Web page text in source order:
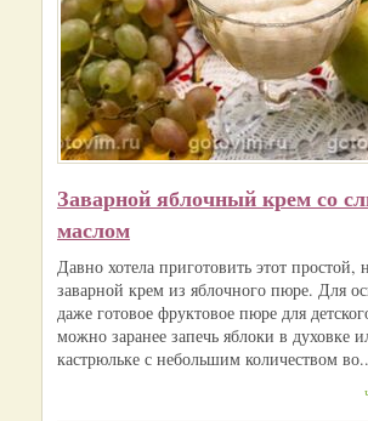
Заварной яблочный крем со
маслом
Давно хотела приготовить этот
заварной крем из яблочного пюре. Для
даже готовое фруктовое пюре для
можно заранее запечь яблоки в духовке
кастрюльке с небольшим количеством